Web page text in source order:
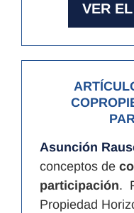
VER
Asunción
conceptos de
participación.
Propiedad